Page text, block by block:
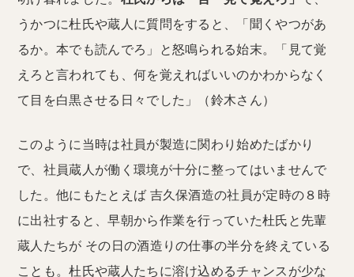
うかつに杜氏や蔵人に質問をすると、「聞くやつがあ
るか。本でも読んでろ」と怒鳴られる始末。「見て覚
えろと言われても、何を覚えればいいのかわからなく
て目を白黒させる日々でした」（鈴木さん）
このように当時は社員が製造に関わり始めたばかり
で、社員蔵人が働く環境が十分に整ってはいませんで
した。他にもたとえば 吉久保酒造の社員が定時の８時
に出社すると、早朝から作業を行っていた杜氏と先輩
蔵人たちが その日の酒造りの仕事の半分を終えている
ことも。杜氏や蔵人たちに溶け込めるチャンスが少な